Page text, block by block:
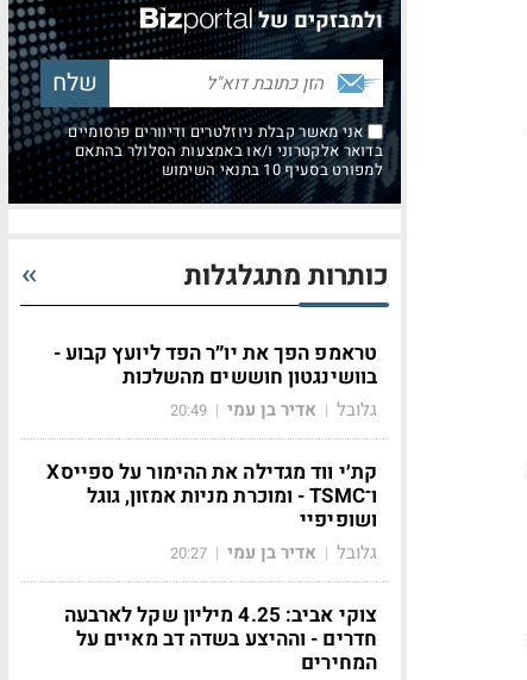
ולמבזקים של
אני מאשר קבלת ניוזלטרים ודיוורים פרסומיים
בדואר אלקטרוני ו/או באמצעות הסלולר בהתאם
למפורט בסעיף 10 בתנאי השימוש
כותרות מתגלגלות
טראמפ הפך את יו״ר הפד ליועץ קבוע -
בוושינגטון חוששים מהשלכות
גלובל | אדיר בן עמי |
20:49
קת׳י ווד מגדילה את ההימור על ספייסX
ו־TSMC - ומוכרת מניות אמזון, גוגל
ושופיפיי
גלובל | אדיר בן עמי |
20:27
צוקי אביב: 4.25 מיליון שקל לארבעה
חדרים - וההיצע בשדה דב מאיים על
המחירים